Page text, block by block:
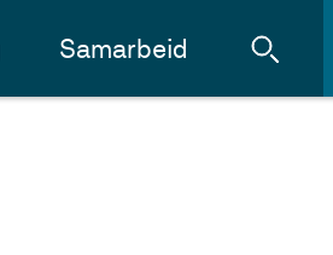
Samarbeid